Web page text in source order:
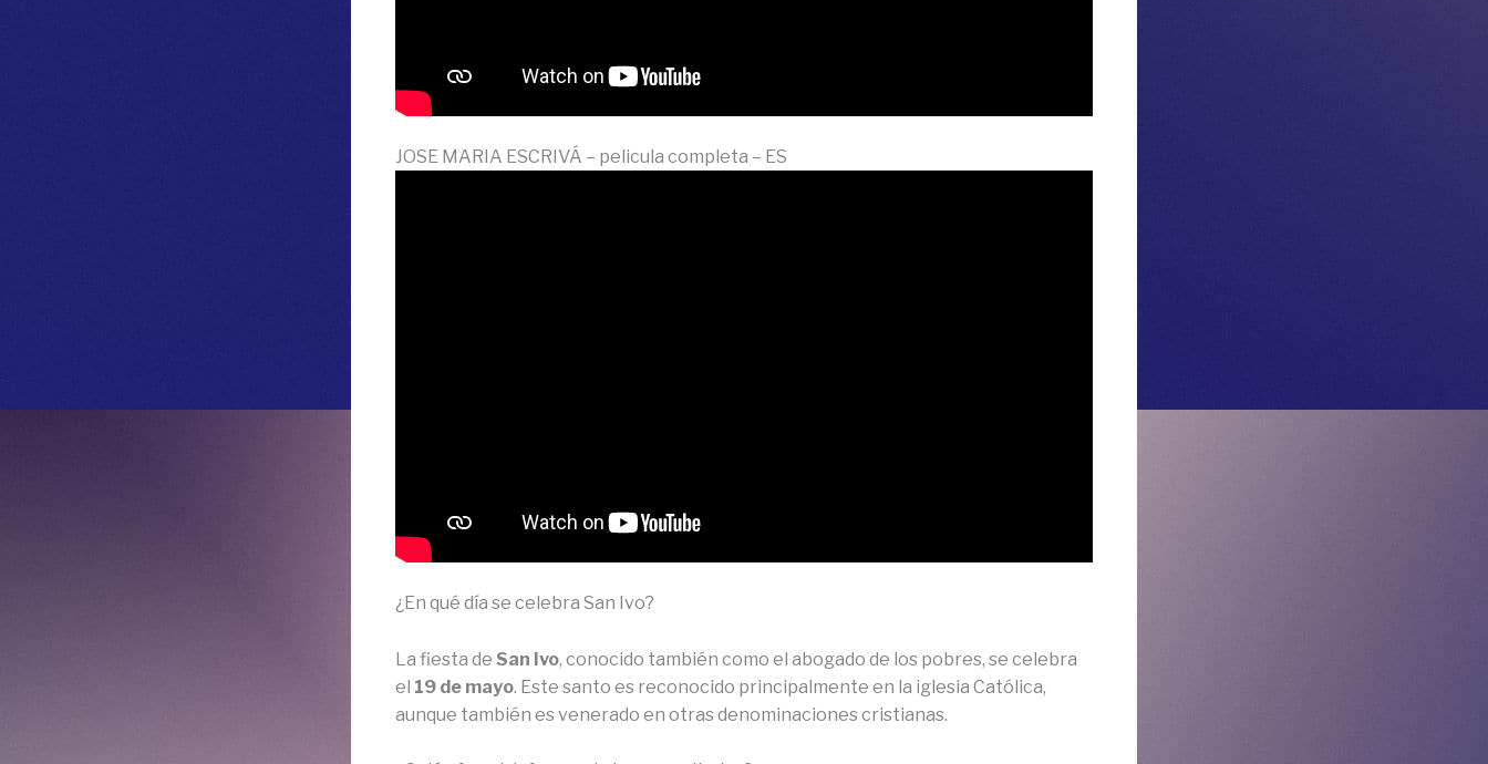
JOSE MARIA ESCRIVÁ – pelicula completa – ES
¿En qué día se celebra San Ivo?
La fiesta de San Ivo, conocido también como el abogado de los pobres, se celebra
el 19 de mayo. Este santo es reconocido principalmente en la iglesia Católica,
aunque también es venerado en otras denominaciones cristianas.